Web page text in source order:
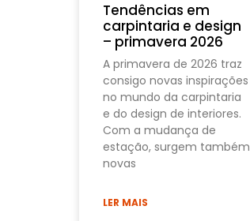
Tendências em
carpintaria e design
– primavera 2026
A primavera de 2026 traz
consigo novas inspirações
no mundo da carpintaria
e do design de interiores.
Com a mudança de
estação, surgem também
novas
LER MAIS